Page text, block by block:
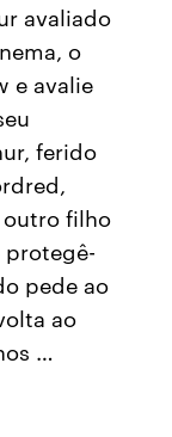
avaliado
o
e avalie
ferido
outro filho
protegê-
pede ao
ao
…